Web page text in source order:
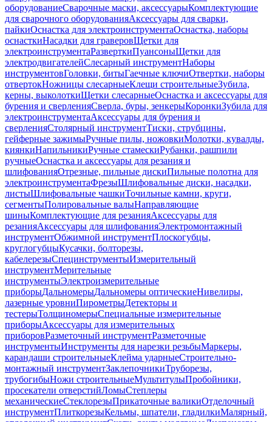
оборудованиеСварочные маски, аксессуарыКомплектующие
для сварочного оборудованияАксессуары для сварки,
пайкиОснастка для электроинструментаОснастка, наборы
оснасткиНасадки для граверовЩетки для
электроинструментаРазверткиПуансоныЩетки для
электродвигателейСлесарный инструментНаборы
инструментовГоловки, битыГаечные ключиОтвертки, наборы
отвертокНожницы слесарныеКлещи строительныеЗубила,
керны, выколоткиЩетки слесарныеОснастка и аксессуары для
бурения и сверленияСверла, буры, зенкерыКоронкиЗубила для
электроинструментаАксессуары для бурения и
сверленияСтолярный инструментТиски, струбцины,
гейферные зажимыРучные пилы, ножовкиМолотки, кувалды,
киянкиНапильникиРучные стамескиРубанки, рашпили
ручныеОснастка и аксессуары для резания и
шлифованияОтрезные, пильные дискиПильные полотна для
электроинструментаФрезыШлифовальные диски, насадки,
листыШлифовальные чашкиТочильные камни, круги,
сегментыПолировальные валыНаправляющие
шиныКомплектующие для резанияАксессуары для
резанияАксессуары для шлифованияЭлектромонтажный
инструментОбжимной инструментПлоскогубцы,
круглогубцыКусачки, болторезы,
кабелерезыСпецинструментыИзмерительный
инструментМерительные
инструментыЭлектроизмерительные
приборыДальномерыДальномеры оптическиеНивелиры,
лазерные уровниПирометрыДетекторы и
тестерыТолщиномерыСпециальные измерительные
приборыАксессуары для измерительных
приборовРазметочный инструментРазметочные
инструментыИнструменты для нарезки резьбыМаркеры,
карандаши строительныеКлейма ударныеСтроительно-
монтажный инструментЗаклепочникиТруборезы,
трубогибыНожи строительныеМультитулыПробойники,
просекатели отверстийЛомыСтеплеры
механическиеСтеклорезыПрикаточные валикиОтделочный
инструментПлиткорезыКельмы, шпатели, гладилкиМалярный,